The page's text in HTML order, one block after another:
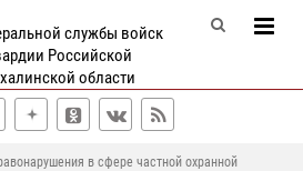
службы войск
Российской
области
в сфере частной охранной